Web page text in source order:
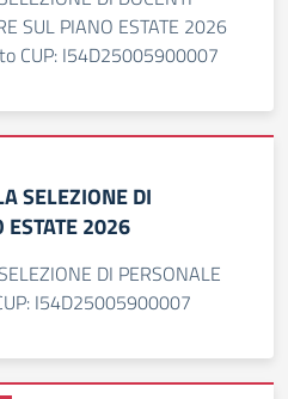
SUL PIANO ESTATE 2026
CUP: I54D25005900007
SELEZIONE DI
ESTATE 2026
DI PERSONALE
I54D25005900007